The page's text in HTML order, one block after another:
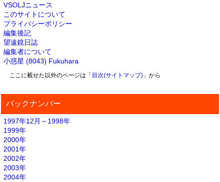
VSOLJニュース
このサイトについて
プライバシーポリシー
編集後記
望遠鏡日誌
編集者について
小惑星 (8043) Fukuhara
ここに載せた以外のページは「 目次(サイトマップ)」から
バックナンバー
1997年12月～1998年
1999年
2000年
2001年
2002年
2003年
2004年